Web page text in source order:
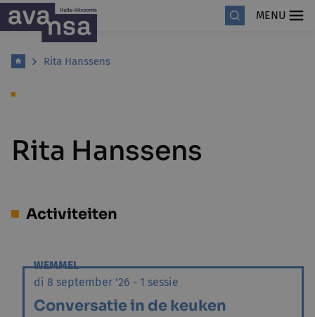
MENU
Rita Hanssens
Rita Hanssens
Activiteiten
WEMMEL
di 8 september '26 - 1 sessie
Conversatie in de keuken